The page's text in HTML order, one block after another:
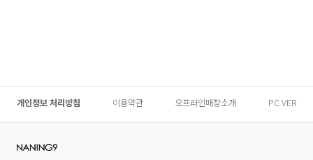
개인정보 처리방침 이용약관 오프라인매장소개 PC VER